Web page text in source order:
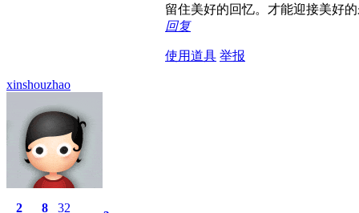
留住美好的回忆。才能迎接美好
回复
使用道具 举报
xinshouzhao
2 8 32